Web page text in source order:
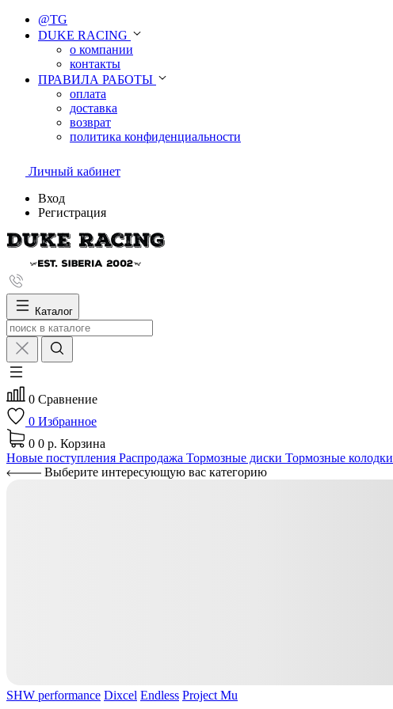
@TG
DUKE RACING
о компании
контакты
ПРАВИЛА РАБОТЫ
оплата
доставка
возврат
политика конфиденциальности
Личный кабинет
Вход
Регистрация
Каталог
0 Сравнение
0 Избранное
0 0 р. Корзина
Новые поступления Распродажа Тормозные диски Тормозные колодки
Выберите интересующую вас категорию
SHW performance Dixcel Endless Project Mu